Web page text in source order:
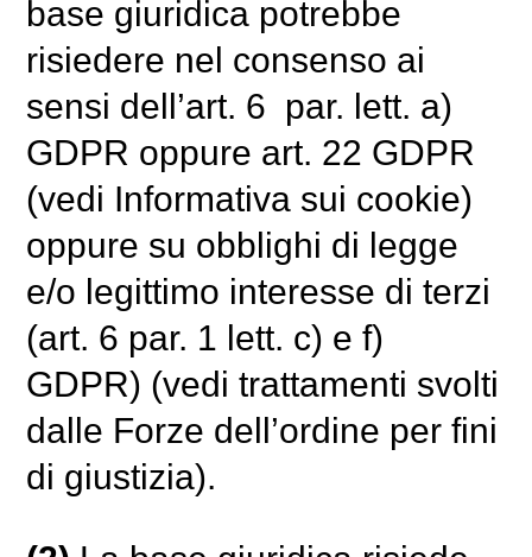
base giuridica potrebbe
risiedere nel consenso ai
sensi dell’art. 6 par. lett. a)
GDPR oppure art. 22 GDPR
(vedi Informativa sui cookie)
oppure su obblighi di legge
e/o legittimo interesse di terzi
(art. 6 par. 1 lett. c) e f)
GDPR) (vedi trattamenti svolti
dalle Forze dell’ordine per fini
di giustizia).